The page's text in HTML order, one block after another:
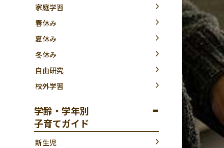
家庭学習
春休み
夏休み
冬休み
自由研究
校外学習
学齢・学年別
子育てガイド
新生児